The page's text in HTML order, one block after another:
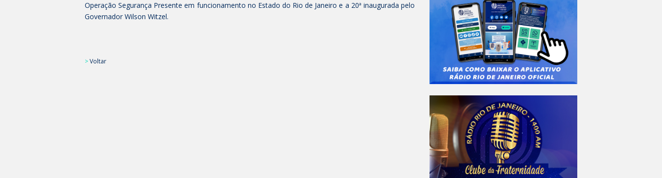
Operação Segurança Presente em funcionamento no Estado do Rio de Janeiro e a 20ª inaugurada pelo
Governador Wilson Witzel.
>Voltar